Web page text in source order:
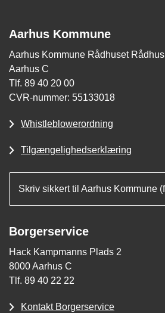
Aarhus Kommune
Aarhus Kommune Rådhuset
Aarhus C
Tlf. 89 40 20 00
CVR-nummer: 55133018
Whistleblowerordning
Tilgængelighedserklæring
Skriv sikkert til Aarhus Kommune
Borgerservice
Hack Kampmanns Plads 2
8000 Aarhus C
Tlf. 89 40 22 22
Kontakt Borgerservice